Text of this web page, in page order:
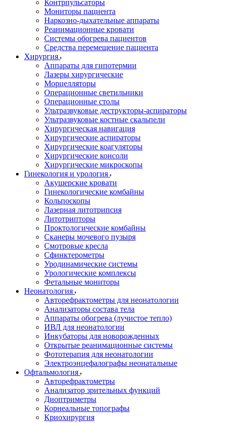
Контрпульсаторы
Мониторы пациента
Наркозно-дыхательные аппараты
Реанимационные кровати
Системы обогрева пациентов
Средства перемещение пациента
Хирургия
Аппараты для гипотермии
Лазеры хирургические
Морцелляторы
Операционные светильники
Операционные столы
Ультразвуковые деструкторы-аспираторы
Ультразвуковые костные скальпели
Хирургическая навигация
Хирургические аспираторы
Хирургические коагуляторы
Хирургические консоли
Хирургические микроскопы
Гинекология и урология
Акушерские кровати
Гинекологические комбайны
Кольпоскопы
Лазерная литотрипсия
Литотрипторы
Проктологические комбайны
Сканеры мочевого пузыря
Смотровые кресла
Сфинктерометры
Уродинамические системы
Урологические комплексы
Фетальные мониторы
Неонатология
Авторефрактометры для неонатологии
Анализаторы состава тела
Аппараты обогрева (лучистое тепло)
ИВЛ для неонатологии
Инкубаторы для новорожденных
Открытые реанимационные системы
Фототерапия для неонатологии
Электроэнцефалографы неонатальные
Офтальмология
Авторефрактометры
Анализатор зрительных функций
Диоптриметры
Корнеальные топографы
Криохирургия